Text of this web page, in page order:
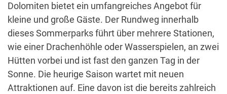
Dolomiten bietet ein umfangreiches Angebot für
kleine und große Gäste. Der Rundweg innerhalb
dieses Sommerparks führt über mehrere Stationen,
wie einer Drachenhöhle oder Wasserspielen, an zwei
Hütten vorbei und ist fast den ganzen Tag in der
Sonne. Die heurige Saison wartet mit neuen
Attraktionen auf. Eine davon ist die bereits zahlreich